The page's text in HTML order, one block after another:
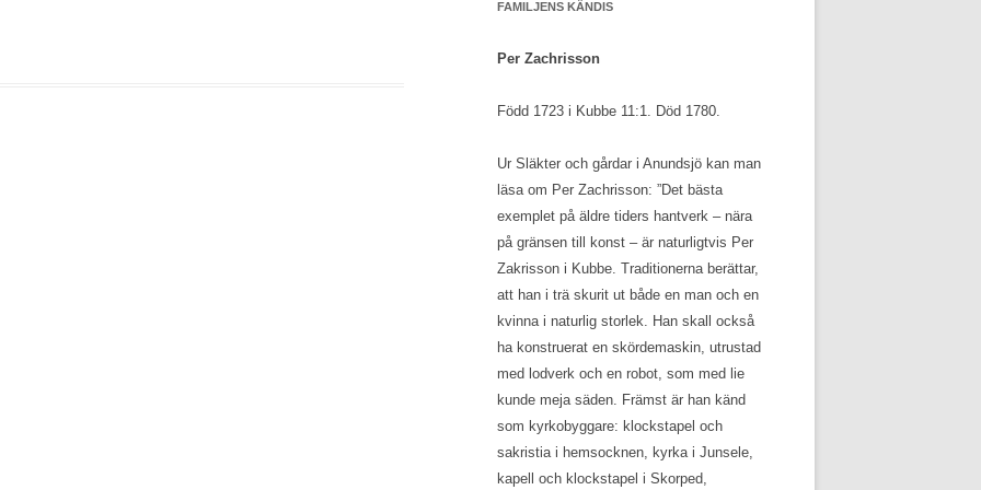
FAMILJENS KÄNDIS
Per Zachrisson
Född 1723 i Kubbe 11:1. Död 1780.
Ur Släkter och gårdar i Anundsjö kan man
läsa om Per Zachrisson: ”Det bästa
exemplet på äldre tiders hantverk – nära
på gränsen till konst – är naturligtvis Per
Zakrisson i Kubbe. Traditionerna berättar,
att han i trä skurit ut både en man och en
kvinna i naturlig storlek. Han skall också
ha konstruerat en skördemaskin, utrustad
med lodverk och en robot, som med lie
kunde meja säden. Främst är han känd
som kyrkobyggare: klockstapel och
sakristia i hemsocknen, kyrka i Junsele,
kapell och klockstapel i Skorped,